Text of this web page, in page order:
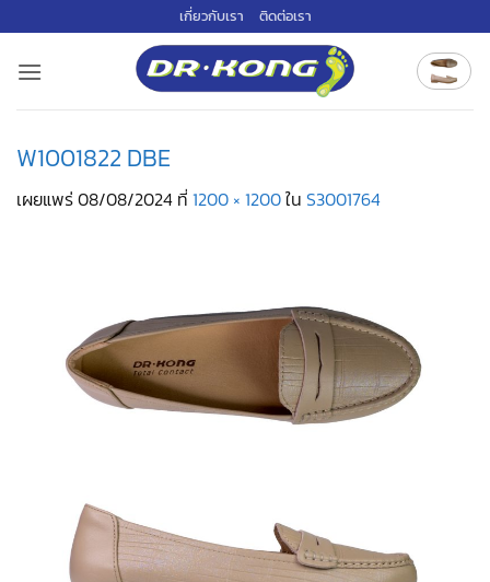
ไป
เกี่ยวกับเรา ติดต่อเรา
W1001822 DBE
เผยแพร่08/08/2024 ที่ 1200 × 1200ใน S3001764